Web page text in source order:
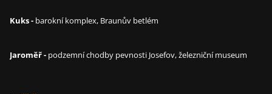
Kuks- barokní komplex, Braunův betlém
Jaroměř- podzemní chodby pevnosti Josefov, železniční museum